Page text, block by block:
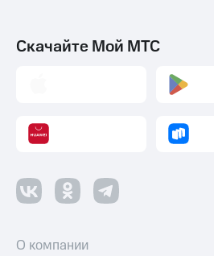
Скачайте Мой МТС
О компании